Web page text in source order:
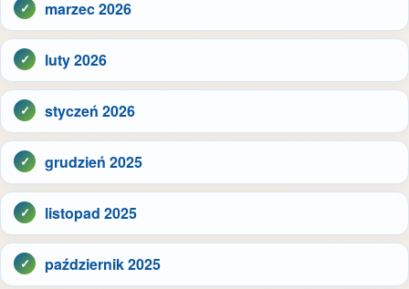
marzec 2026
luty 2026
styczeń 2026
grudzień 2025
listopad 2025
październik 2025